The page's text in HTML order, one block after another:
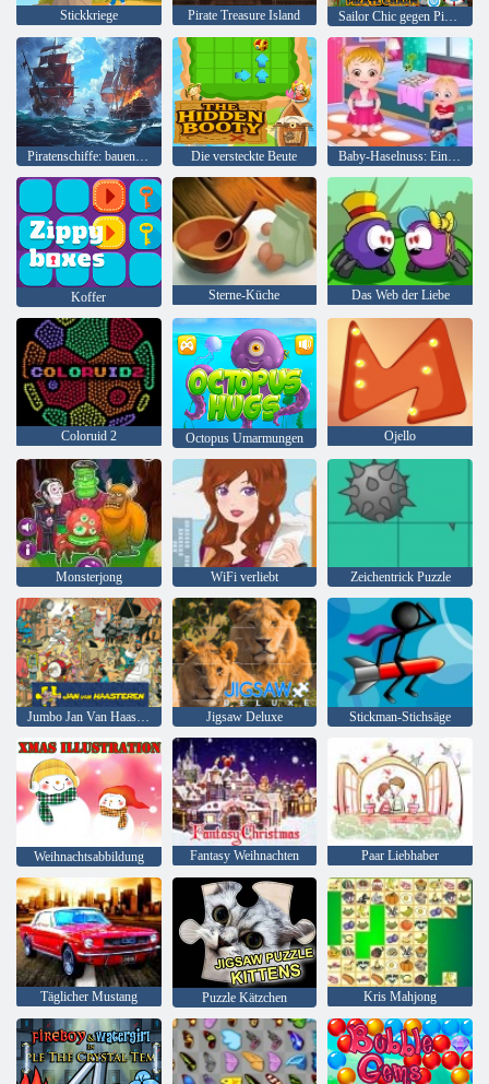
Stickkriege Pirate Treasure Island Sailor Chic gegen Pirate Charme
Piratenschiffe: bauen und kämpfen Die versteckte Beute Baby-Haselnuss: Ein Tag im Kindergarten
Koffer Sterne-Küche Das Web der Liebe
Coloruid 2 Octopus Umarmungen Ojello
Monsterjong WiFi verliebt Zeichentrick Puzzle
Jigsaw Deluxe Stickman-Stichsäge
Weihnachtsabbildung Fantasy Weihnachten Paar Liebhaber
Täglicher Mustang Puzzle Kätzchen Kris Mahjong